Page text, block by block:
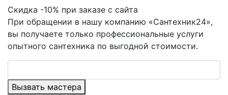
Скидка -10% при заказе с сайта
При обращении в нашу компанию «Сантехник24»,
вы получаете только профессиональные услуги
опытного сантехника по выгодной стоимости.
Вызвать мастера